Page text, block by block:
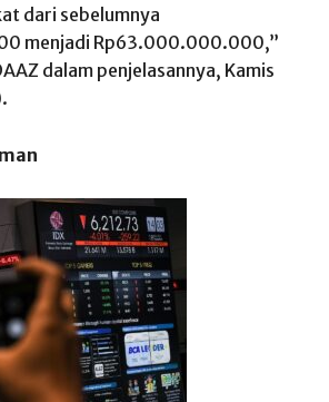
dari sebelumnya
menjadi Rp63.000.000.000,”
dalam penjelasannya, Kamis